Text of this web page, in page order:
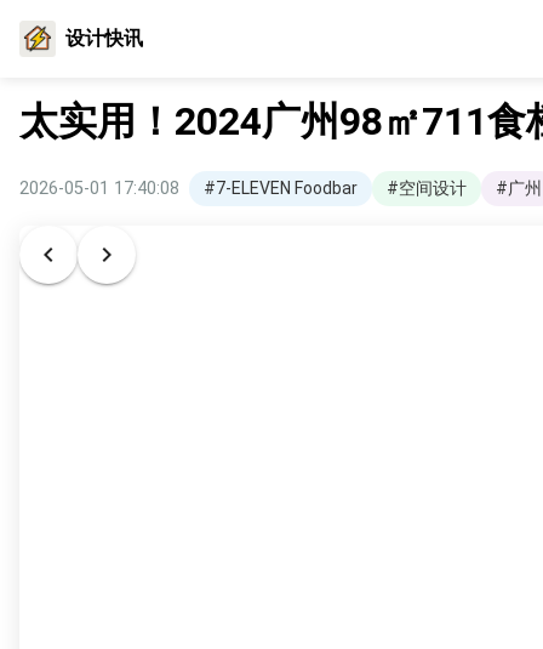
设计快讯
太实用！2024广州98㎡711
2026-05-01 17:40:08 #7-ELEVEN Foodbar #空间设计 #广州